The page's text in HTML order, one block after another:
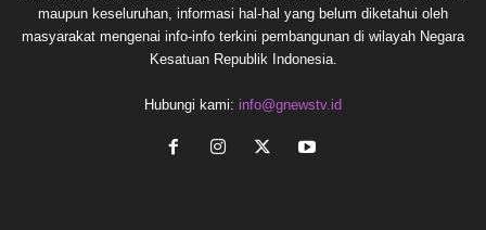
maupun keseluruhan, informasi hal-hal yang belum diketahui oleh
masyarakat mengenai info-info terkini pembangunan di wilayah Negara
Kesatuan Republik Indonesia.
Hubungi kami: info@gnewstv.id